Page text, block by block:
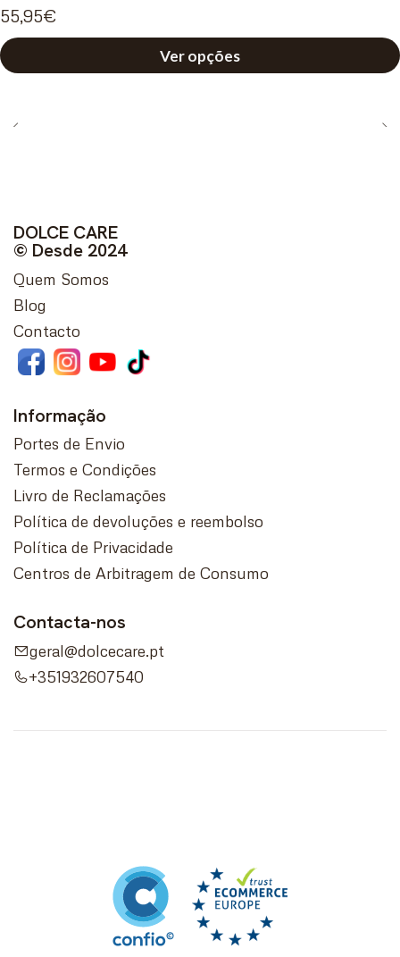
55,95€
Ver opções
DOLCE CARE
© Desde 2024
Quem Somos
Blog
Contacto
Informação
Portes de Envio
Termos e Condições
Livro de Reclamações
Política de devoluções e reembolso
Política de Privacidade
Centros de Arbitragem de Consumo
Contacta-nos
geral@dolcecare.pt
+351932607540